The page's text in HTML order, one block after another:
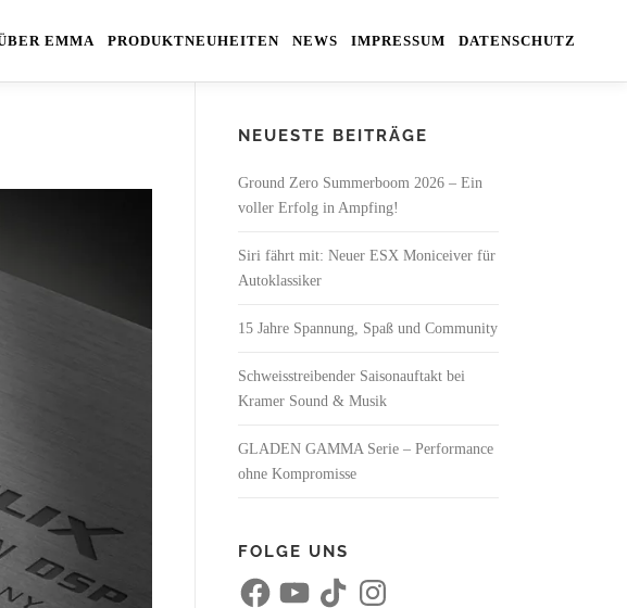
EMMA PRODUKTNEUHEITEN NEWS IMPRESSUM DATENSCHUTZ
NEUESTE BEITRÄGE
Ground Zero Summerboom 2026 – Ein
voller Erfolg in Ampfing!
Siri fährt mit: Neuer ESX Moniceiver für
Autoklassiker
15 Jahre Spannung, Spaß und Community
Schweisstreibender Saisonauftakt bei
Kramer Sound & Musik
GLADEN GAMMA Serie – Performance
ohne Kompromisse
FOLGE UNS
F
a
Y
o
n